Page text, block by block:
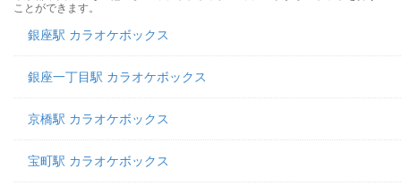
ことができます。
銀座駅 カラオケボックス
銀座一丁目駅 カラオケボックス
京橋駅 カラオケボックス
宝町駅 カラオケボックス